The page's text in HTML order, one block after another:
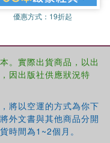
優惠方式： 19折起
。實際出貨商品，以出
因出版社供應狀況特
將以空運的方式為你下
外文書與其他商品分開
時間為1~2個月。